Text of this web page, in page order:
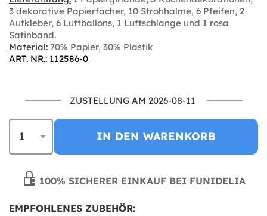
3 dekorative Papierfächer, 10 Strohhalme, 6 Pfeifen, 2
Aufkleber, 6 Luftballons, 1 Luftschlange und 1 rosa
Satinband.
Material: 70% Papier, 30% Plastik
ART. NR.: 112586-0
ZUSTELLUNG AM 2026-08-11
IN DEN WARENKORB
100% SICHERER EINKAUF BEI FUNIDELIA
EMPFOHLENES ZUBEHÖR: